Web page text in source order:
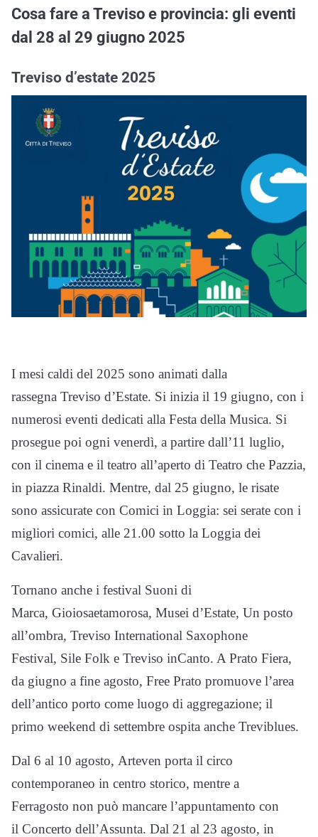
Cosa fare a Treviso e provincia: gli eventi
dal 28 al 29 giugno 2025
Treviso d’estate 2025
I mesi caldi del 2025 sono animati dalla
rassegna Treviso d’Estate. Si inizia il 19 giugno, con i
numerosi eventi dedicati alla Festa della Musica. Si
prosegue poi ogni venerdì, a partire dall’11 luglio,
con il cinema e il teatro all’aperto di Teatro che Pazzia,
in piazza Rinaldi. Mentre, dal 25 giugno, le risate
sono assicurate con Comici in Loggia: sei serate con i
migliori comici, alle 21.00 sotto la Loggia dei
Cavalieri.
Tornano anche i festival Suoni di
Marca, Gioiosaetamorosa, Musei d’Estate, Un posto
all’ombra, Treviso International Saxophone
Festival, Sile Folk e Treviso inCanto. A Prato Fiera,
da giugno a fine agosto, Free Prato promuove l’area
dell’antico porto come luogo di aggregazione; il
primo weekend di settembre ospita anche Treviblues.
Dal 6 al 10 agosto, Arteven porta il circo
contemporaneo in centro storico, mentre a
Ferragosto non può mancare l’appuntamento con
il Concerto dell’Assunta. Dal 21 al 23 agosto, in